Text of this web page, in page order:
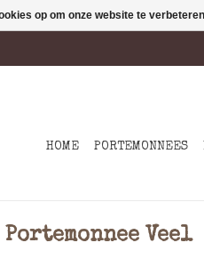
HOME PORTEMONNEES
Veel
op om onze website te